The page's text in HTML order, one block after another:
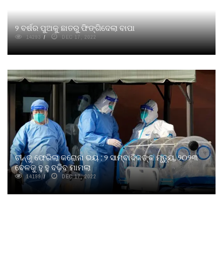
୨ ବର୍ଷର ପୁଅକୁ ଛାତରୁ ଫିଙ୍ଗିଦେଲା ବାପା
14293 DEC 17, 2022
ଚୀନ୍‌କୁ ଫେରିଲା କରୋନା ଭୟ : ୨ ସାମ୍ବାଦିକଙ୍କ ମୃତ୍ୟୁ, ୨୦୨୩
ବେଳକୁ ହୁ ହୁ ବଢ଼ିବ ମାମଲା
14199 DEC 17, 2022